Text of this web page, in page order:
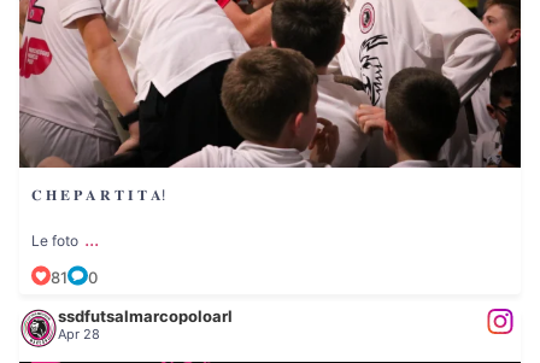
𝐂 𝐇 𝐄 𝐏 𝐀 𝐑 𝐓 𝐈 𝐓 𝐀!
Le foto ...
81 0
ssdfutsalmarcopoloarl
Apr 28